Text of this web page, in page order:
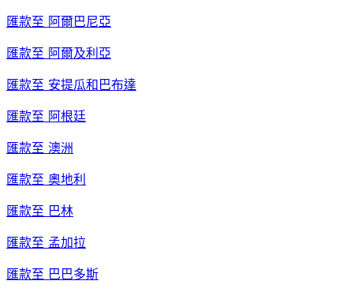
匯款至 阿爾巴尼亞
匯款至 阿爾及利亞
匯款至 安提瓜和巴布達
匯款至 阿根廷
匯款至 澳洲
匯款至 奧地利
匯款至 巴林
匯款至 孟加拉
匯款至 巴巴多斯